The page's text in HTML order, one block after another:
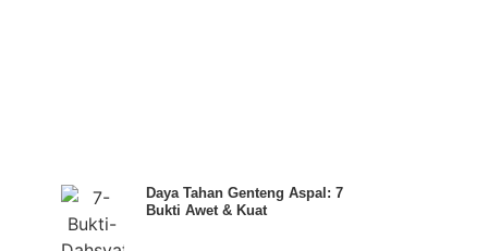
Daya Tahan Genteng Aspal: 7
Bukti Awet & Kuat